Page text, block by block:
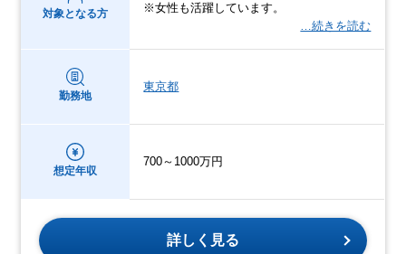
対象となる方
※女性も活躍しています。
…続きを読む
勤務地
東京都
想定年収
700～1000万円
詳しく見る